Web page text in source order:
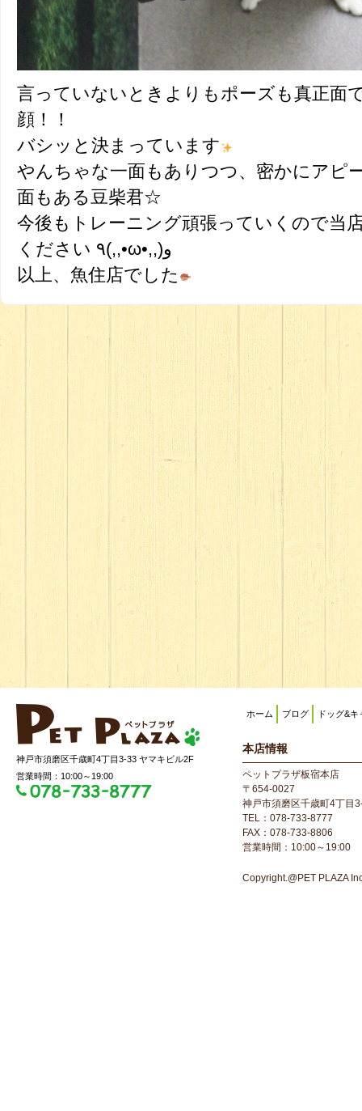
言っていないときよりもポーズも真正面
顔！！
バシッと決まっています
やんちゃな一面もありつつ、密かにアピ
面もある豆柴君☆
今後もトレーニング頑張っていくので当
ください ٩(,,•ω•,,)و
以上、魚住店でした
神戸市須磨区千歳町4丁目3-33 ヤマキビル2F
営業時間：10:00～19:00
ホーム ブログ ドッグ&キ
本店情報
ペットプラザ板宿本店
〒654-0027
神戸市須磨区千歳町4丁目
TEL：078-733-8777
FAX：078-733-8806
営業時間：10:00～19:00
Copyright.@PET PLAZA